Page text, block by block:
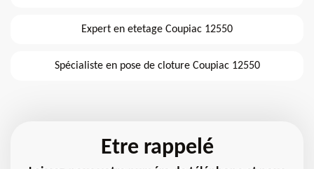
Expert en etetage Coupiac 12550
Spécialiste en pose de cloture Coupiac 12550
Etre rappelé